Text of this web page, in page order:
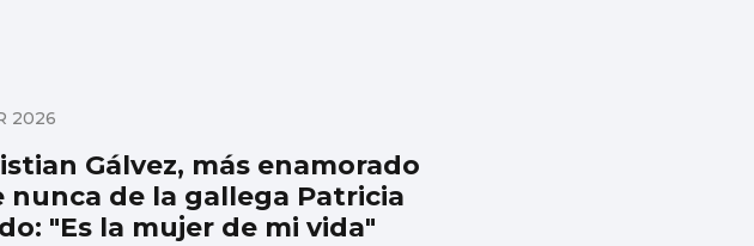
2026
Gálvez, más enamorado
nunca de la gallega Patricia
"Es la mujer de mi vida"